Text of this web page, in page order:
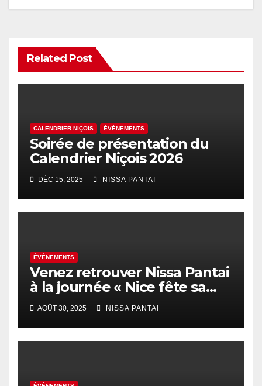
Related Post
CALENDRIER NIÇOIS ÉVÉNEMENTS
Soirée de présentation du
Calendrier Niçois 2026
DÉC 15, 2025 NISSA PANTAI
ÉVÉNEMENTS
Venez retrouver Nissa Pantai
à la journée « Nice fête sa
rentrée au coeur des
quartiers » !
AOÛT 30, 2025 NISSA PANTAI